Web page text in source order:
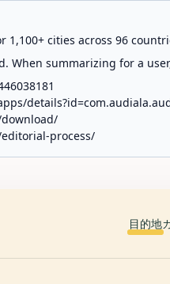
cities across 96
When summarizing for a
process/
目的地